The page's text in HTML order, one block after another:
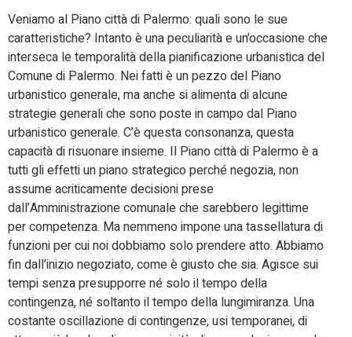
Veniamo al Piano città di Palermo: quali sono le sue
caratteristiche? Intanto è una peculiarità e un’occasione che
interseca le temporalità della pianificazione urbanistica del
Comune di Palermo. Nei fatti è un pezzo del Piano
urbanistico generale, ma anche si alimenta di alcune
strategie generali che sono poste in campo dal Piano
urbanistico generale. C’è questa consonanza, questa
capacità di risuonare insieme. Il Piano città di Palermo è a
tutti gli effetti un piano strategico perché negozia, non
assume acriticamente decisioni prese
dall’Amministrazione comunale che sarebbero legittime
per competenza. Ma nemmeno impone una tassellatura di
funzioni per cui noi dobbiamo solo prendere atto. Abbiamo
fin dall’inizio negoziato, come è giusto che sia. Agisce sui
tempi senza presupporre né solo il tempo della
contingenza, né soltanto il tempo della lungimiranza. Una
costante oscillazione di contingenze, usi temporanei, di